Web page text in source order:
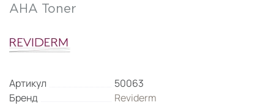
AHA Toner
Артикул
50063
Бренд
Reviderm